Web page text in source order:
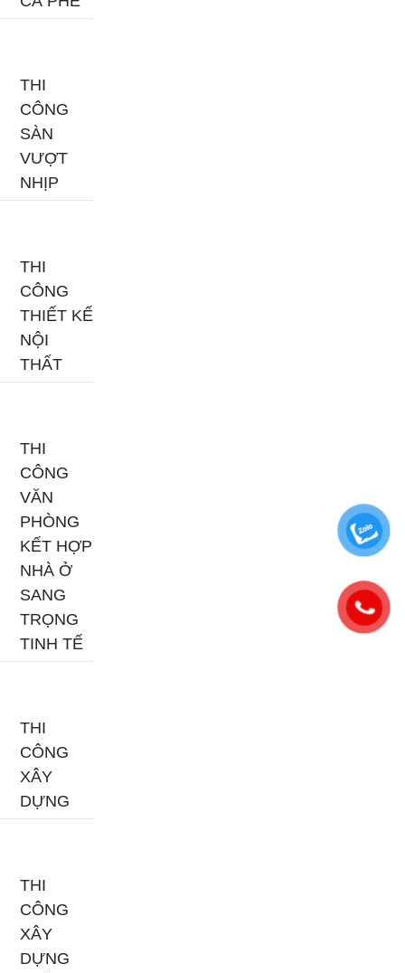
THI
CÔNG
SÀN
VƯỢT
NHỊP
THI
CÔNG
THIẾT KẾ
NỘI
THẤT
THI
CÔNG
VĂN
PHÒNG
KẾT HỢP
NHÀ Ở
SANG
TRỌNG
TINH TẾ
THI
CÔNG
XÂY
DỰNG
THI
CÔNG
XÂY
DỰNG